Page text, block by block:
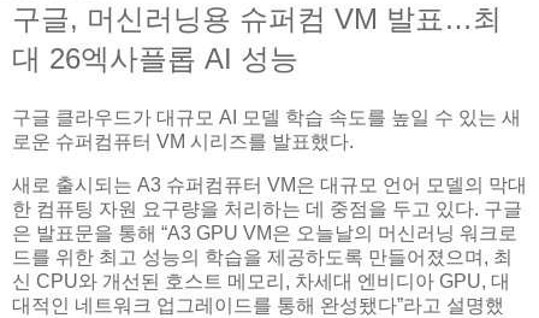
구글, 머신러닝용 슈퍼컴 VM 발표…최
대 26엑사플롭 AI 성능
구글 클라우드가 대규모 AI 모델 학습 속도를 높일 수 있는 새
로운 슈퍼컴퓨터 VM 시리즈를 발표했다.
새로 출시되는 A3 슈퍼컴퓨터 VM은 대규모 언어 모델의 막대
한 컴퓨팅 자원 요구량을 처리하는 데 중점을 두고 있다. 구글
은 발표문을 통해 “A3 GPU VM은 오늘날의 머신러닝 워크로
드를 위한 최고 성능의 학습을 제공하도록 만들어졌으며, 최
신 CPU와 개선된 호스트 메모리, 차세대 엔비디아 GPU, 대
대적인 네트워크 업그레이드를 통해 완성됐다”라고 설명했